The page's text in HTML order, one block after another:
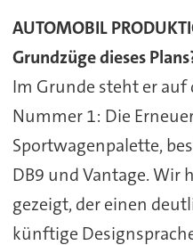
AUTOMOBIL
Grundzüge dieses
Im Grunde steht er auf
Nummer 1: Die
Sportwagenpalette,
DB9 und Vantage. Wir
gezeigt, der einen
künftige